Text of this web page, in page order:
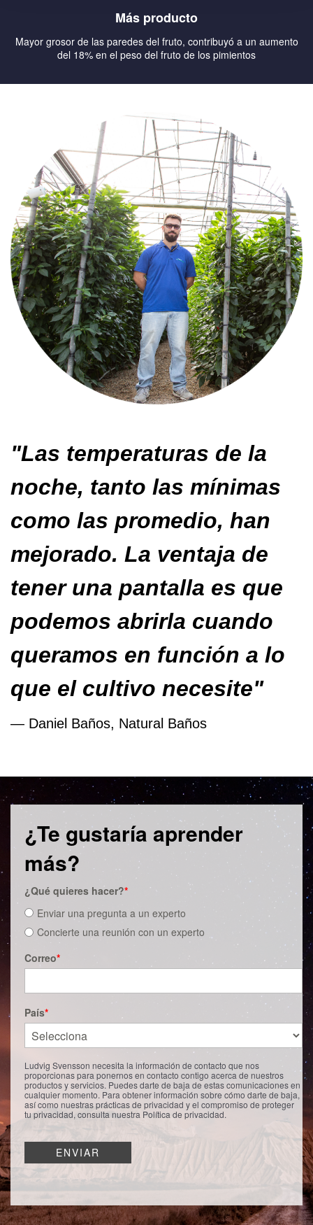
Más producto
Mayor grosor de las paredes del fruto, contribuyó a un aumento
del 18% en el peso del fruto de los pimientos
"Las temperaturas de la
noche, tanto las mínimas
como las promedio, han
mejorado. La ventaja de
tener una pantalla es que
podemos abrirla cuando
queramos en función a lo
que el cultivo necesite"
— Daniel Baños, Natural Baños
¿Te gustaría aprender
más?
¿Qué quieres hacer?*
Enviar una pregunta a un experto
Concierte una reunión con un experto
Correo*
País*
Ludvig Svensson necesita la información de contacto que nos
proporcionas para ponernos en contacto contigo acerca de nuestros
productos y servicios. Puedes darte de baja de estas comunicaciones en
cualquier momento. Para obtener información sobre cómo darte de baja,
así como nuestras prácticas de privacidad y el compromiso de proteger
tu privacidad, consulta nuestra Política de privacidad.